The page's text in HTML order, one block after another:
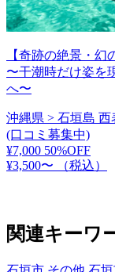
【奇跡の絶景・幻
〜干潮時だけ姿を
へ〜
沖縄県 > 石垣島 西
(口コミ募集中)
¥7,000 50%OFF
¥3,500〜
（税込）
関連キーワ